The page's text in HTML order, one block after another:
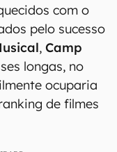
com o
pelo sucesso
, Camp
longas, no
ocuparia
de filmes